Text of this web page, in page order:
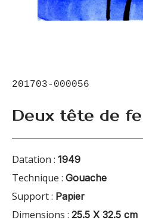
201703-000056
Deux tête de
Datation : 1949
Technique : Gouache
Support : Papier
Dimensions : 25.5 X 32.5 cm